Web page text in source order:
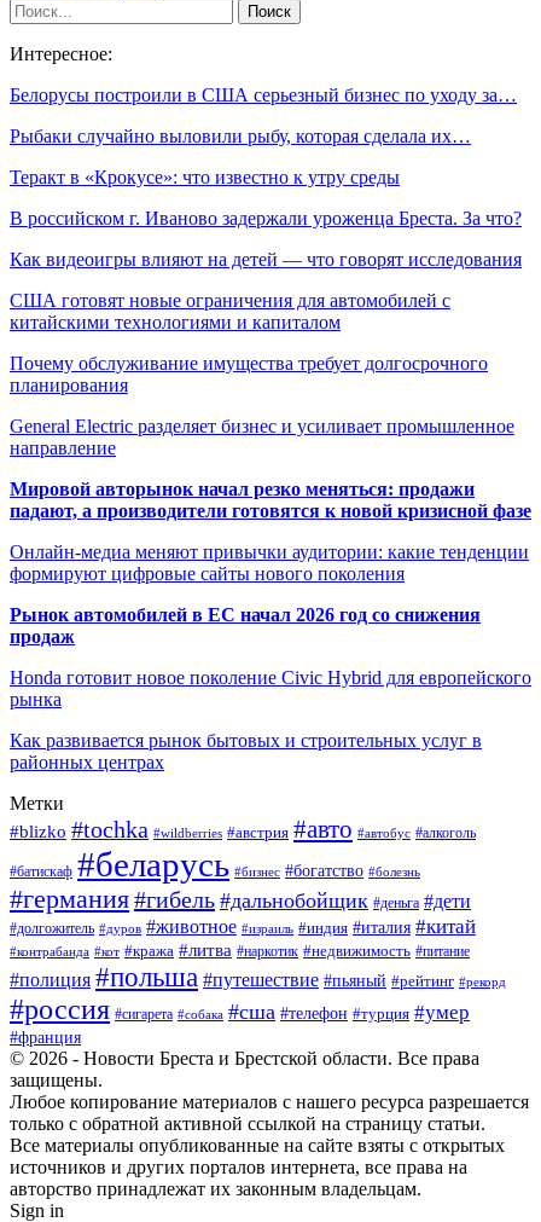
Интересное:
Белорусы построили в США серьезный бизнес по уходу за…
Рыбаки случайно выловили рыбу, которая сделала их…
Теракт в «Крокусе»: что известно к утру среды
В российском г. Иваново задержали уроженца Бреста. За что?
Как видеоигры влияют на детей — что говорят исследования
США готовят новые ограничения для автомобилей с
китайскими технологиями и капиталом
Почему обслуживание имущества требует долгосрочного
планирования
General Electric разделяет бизнес и усиливает промышленное
направление
Мировой авторынок начал резко меняться: продажи
падают, а производители готовятся к новой кризисной фазе
Онлайн-медиа меняют привычки аудитории: какие тенденции
формируют цифровые сайты нового поколения
Рынок автомобилей в ЕС начал 2026 год со снижения
продаж
Honda готовит новое поколение Civic Hybrid для европейского
рынка
Как развивается рынок бытовых и строительных услуг в
районных центрах
Метки
#blizko #tochka #wildberries #австрия #авто #автобус #алкоголь
#батискаф #беларусь #бизнес #богатство #болезнь
#германия#гибель #дальнобойщик #деньга #дети
#долгожитель #дуров #животное #израиль #индия #италия #китай
#контрабанда #кот #кража #литва #наркотик #недвижимость #питание
#полиция #польша #путешествие #пьяный #рейтинг #рекорд
#россия #сигарета #собака #сша #телефон #турция #умер
#франция
© 2026 - Новости Бреста и Брестской области. Все права
защищены.
Любое копирование материалов с нашего ресурса разрешается
только с обратной активной ссылкой на страницу статьи.
Все материалы опубликованные на сайте взяты с открытых
источников и других порталов интернета, все права на
авторство принадлежат их законным владельцам.
Sign in